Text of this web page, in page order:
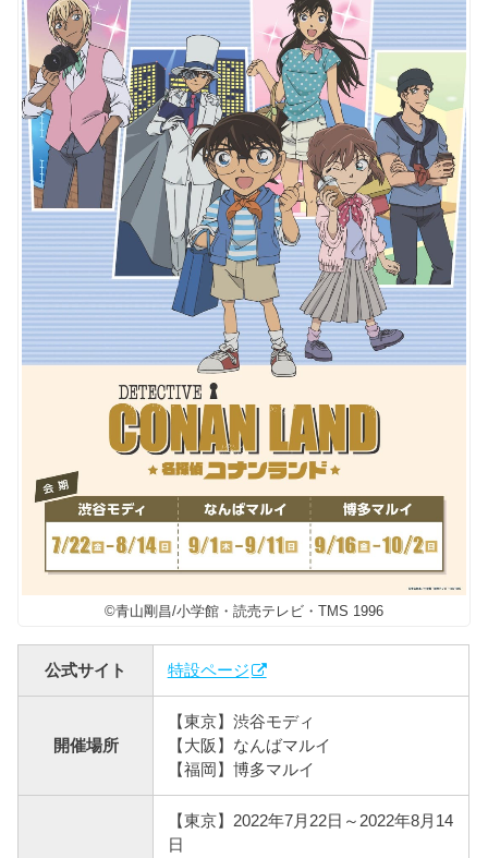
©青山剛昌/小学館・読売テレビ・TMS 1996
公式サイト 特設ページ
開催場所
【東京】渋谷モディ
【大阪】なんばマルイ
【福岡】博多マルイ
【東京】2022年7月22日～2022年8月14
日